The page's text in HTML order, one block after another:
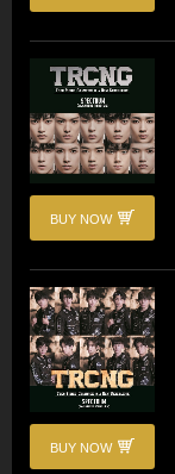
BUY NOW
BUY NOW